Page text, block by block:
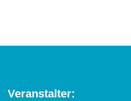
Veranstalter: